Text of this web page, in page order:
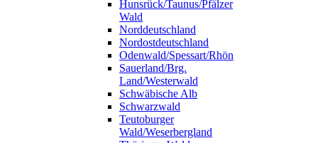
Hunsrück/Taunus/Pfälzer
Wald
Norddeutschland
Nordostdeutschland
Odenwald/Spessart/Rhön
Sauerland/Brg.
Land/Westerwald
Schwäbische Alb
Schwarzwald
Teutoburger
Wald/Weserbergland